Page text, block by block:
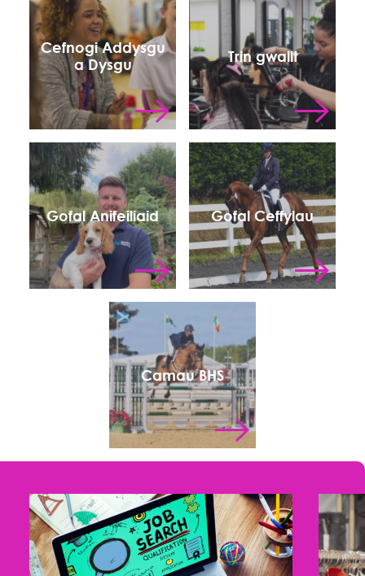
Cefnogi Addysgu
a Dysgu
Trin gwallt
Gofal Anifeiliaid Gofal Ceffylau
Camau BHS